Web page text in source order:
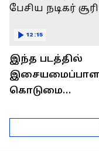
இந்த படத்தில்
கொடுமை
...மேடையில்
கலகலப்பாக
12:15